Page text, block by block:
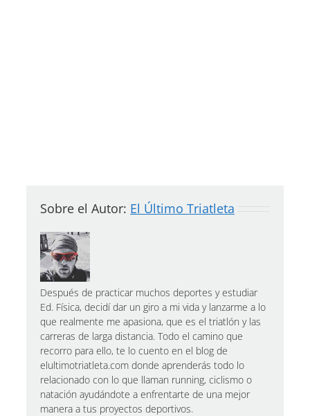
Sobre el Autor: El Último Triatleta
Después de practicar muchos deportes y estudiar
Ed. Física, decidí dar un giro a mi vida y lanzarme a lo
que realmente me apasiona, que es el triatlón y las
carreras de larga distancia. Todo el camino que
recorro para ello, te lo cuento en el blog de
elultimotriatleta.com donde aprenderás todo lo
relacionado con lo que llaman running, ciclismo o
natación ayudándote a enfrentarte de una mejor
manera a tus proyectos deportivos.